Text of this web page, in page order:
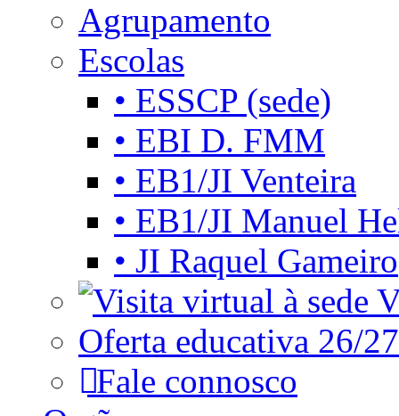
Agrupamento
Escolas
• ESSCP (sede)
• EBI D. FMM
• EB1/JI Venteira
• EB1/JI Manuel
• JI Raquel Gameiro
Oferta educativa 26/27
Fale connosco